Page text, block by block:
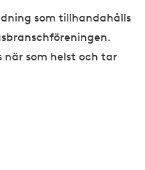
som tillhandahålls
som helst och tar